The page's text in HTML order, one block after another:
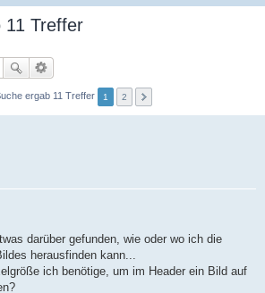
11 Treffer
ergab 11 Treffer 1 2
darüber gefunden, wie oder wo ich die
herausfinden kann...
ich benötige, um im Header ein Bild auf